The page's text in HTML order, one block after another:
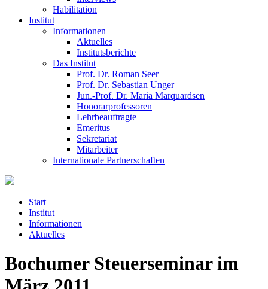
Habilitation
Institut
Informationen
Aktuelles
Institutsberichte
Das Institut
Prof. Dr. Roman Seer
Prof. Dr. Sebastian Unger
Jun.-Prof. Dr. Maria Marquardsen
Honorarprofessoren
Lehrbeauftragte
Emeritus
Sekretariat
Mitarbeiter
Internationale Partnerschaften
Start
Institut
Informationen
Aktuelles
Bochumer Steuerseminar im